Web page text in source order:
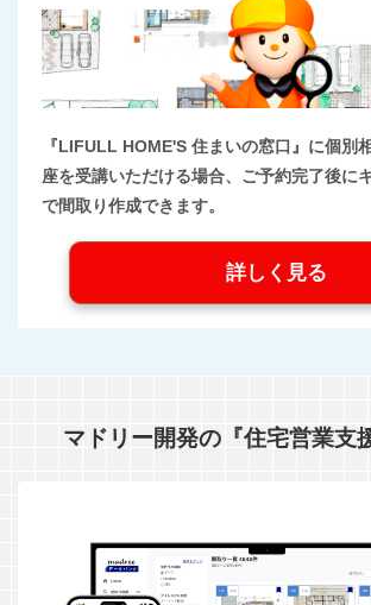
『LIFULL HOME'S 住まいの窓口』に個別
座を受講いただける場合、ご予約完了後に
で間取り作成できます。
詳しく見る
マドリー開発の『住宅営業支